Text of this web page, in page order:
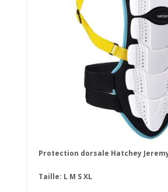
Protection dorsale Hatchey
Taille: L M SXL